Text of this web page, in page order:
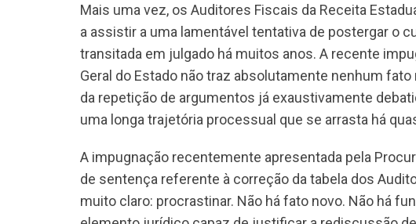
Mais uma vez, os Auditores Fiscais da Receita
a assistir a uma lamentável tentativa de postergar o
transitada em julgado há muitos anos. A recente
Geral do Estado não traz absolutamente nenhum
da repetição de argumentos já exaustivamente
uma longa trajetória processual que se arrasta há
A impugnação recentemente apresentada pela
de sentença referente à correção da tabela dos
muito claro: procrastinar. Não há fato novo. Não há